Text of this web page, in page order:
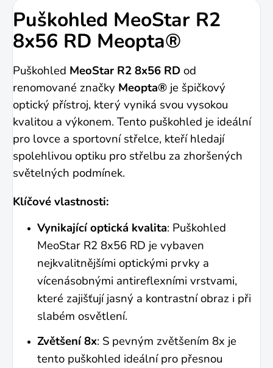
Puškohled MeoStar R2
8x56 RD Meopta®
Puškohled MeoStar R2 8x56 RDod
renomované značky Meopta® je špičkový
optický přístroj, který vyniká svou vysokou
kvalitou a výkonem. Tento puškohled je ideální
pro lovce a sportovní střelce, kteří hledají
spolehlivou optiku pro střelbu za zhoršených
světelných podmínek.
Klíčové vlastnosti:
Vynikající optická kvalita: Puškohled
MeoStar R2 8x56 RD je vybaven
nejkvalitnějšími optickými prvky a
vícenásobnými antireflexními vrstvami,
které zajišťují jasný a kontrastní obraz i při
slabém osvětlení.
Zvětšení 8x: S pevným zvětšením 8x je
tento puškohled ideální pro přesnou